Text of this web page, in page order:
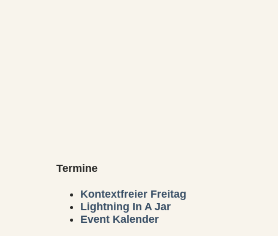
Termine
Kontextfreier Freitag
Lightning In A Jar
Event Kalender